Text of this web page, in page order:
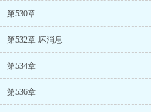
第530章
第532章 坏消息
第534章
第536章